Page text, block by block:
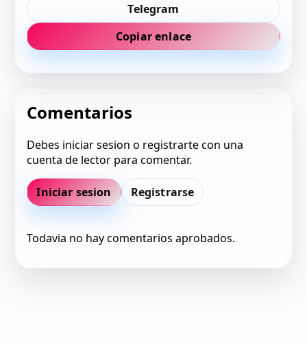
Telegram
Copiar enlace
Comentarios
Debes iniciar sesion o registrarte con una
cuenta de lector para comentar.
Iniciar sesion Registrarse
Todavia no hay comentarios aprobados.